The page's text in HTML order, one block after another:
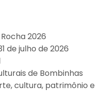
2026
de julho de 2026
de Bombinhas
cultura, patrimônio e